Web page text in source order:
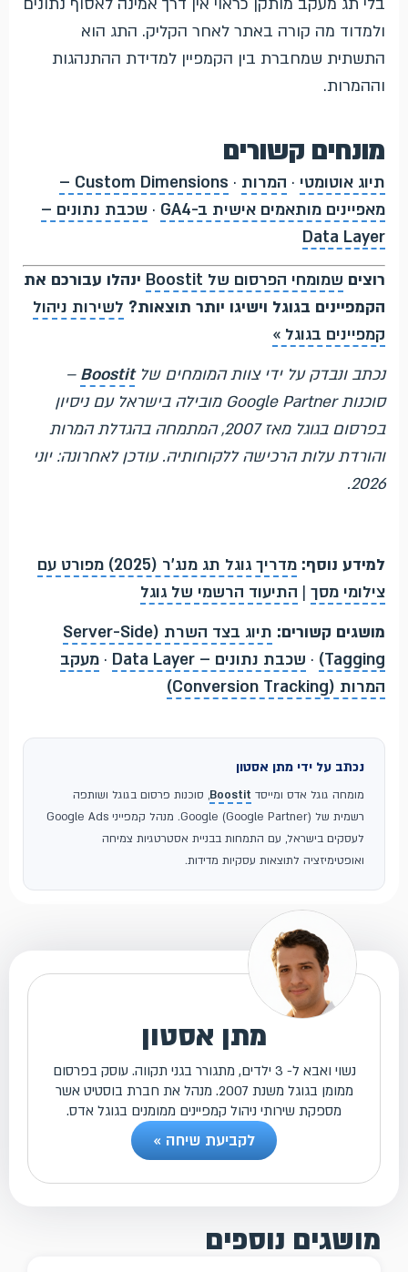
בלי תג מעקב מותקן כראוי אין דרך אמינה לאסוף נתונים
ולמדוד מה קורה באתר לאחר הקליק. התג הוא
התשתית שמחברת בין הקמפיין למדידת ההתנהגות
וההמרות.
מונחים קשורים
תיוג אוטומטי · המרות ·
Custom Dimensions –
מאפיינים מותאמים אישית ב-GA4
· שכבת נתונים –
Data Layer
רוצים שמומחי הפרסום של Boostit
ינהלו עבורכם את
הקמפיינים בגוגל וישיגו יותר תוצאות? לשירות ניהול
קמפיינים בגוגל »
נכתב ונבדק על ידי צוות המומחים שלBoostit
–
סוכנות Google Partner מובילה בישראל עם ניסיון
בפרסום בגוגל מאז 2007, המתמחה בהגדלת המרות
והורדת עלות הרכישה ללקוחותיה. עודכן לאחרונה: יוני
2026.
למידע נוסף:
מדריך גוגל תג מנג'ר (2025) מפורט עם
צילומי מסך | התיעוד הרשמי של גוגל
מושגים קשורים:
תיוג בצד השרת (Server-Side
Tagging)
· שכבת נתונים – Data Layer · מעקב
המרות (Conversion Tracking)
נכתב על ידי מתן אסטון
מומחה גוגל אדס ומייסד Boostit, סוכנות פרסום בגוגל ושותפה
רשמית של Google (Google Partner). מנהל קמפייני Google Ads
לעסקים בישראל, עם התמחות בבניית אסטרטגיות צמיחה
ואופטימיזציה לתוצאות עסקיות מדידות.
מתן אסטון
נשוי ואבא ל- 3 ילדים, מתגורר בגני תקווה. עוסק בפרסום
ממומן בגוגל משנת 2007. מנהל את חברת בוסטיט אשר
מספקת שירותי ניהול קמפיינים ממומנים בגוגל אדס.
לקביעת שיחה »
מושגים נוספים